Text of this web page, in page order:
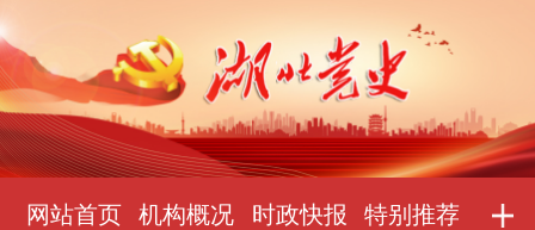
网站首页 机构概况 时政快报 特别推荐